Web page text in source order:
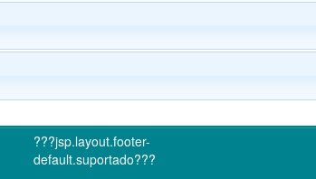
???jsp.layout.footer-
default.suportado???